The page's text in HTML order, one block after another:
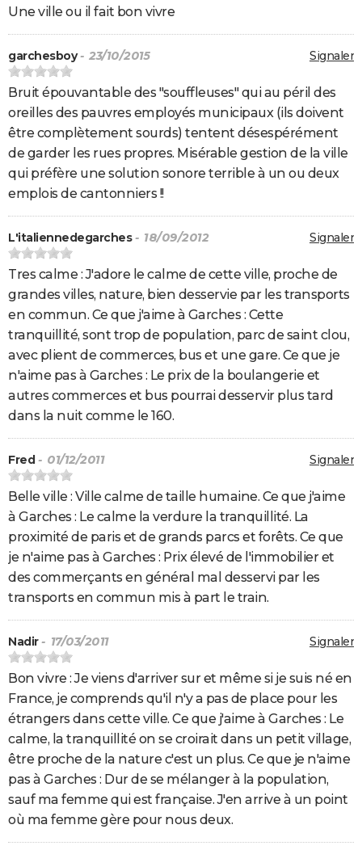
Une ville ou il fait bon vivre
Signaler
garchesboy- 23/10/2015
Bruit épouvantable des "souffleuses" qui au péril des
oreilles des pauvres employés municipaux (ils doivent
être complètement sourds) tentent désespérément
de garder les rues propres. Misérable gestion de la ville
qui préfère une solution sonore terrible à un ou deux
emplois de cantonniers !!
Signaler
L'italiennedegarches- 18/09/2012
Tres calme : J'adore le calme de cette ville, proche de
grandes villes, nature, bien desservie par les transports
en commun. Ce que j'aime à Garches : Cette
tranquillité, sont trop de population, parc de saint clou,
avec plient de commerces, bus et une gare. Ce que je
n'aime pas à Garches : Le prix de la boulangerie et
autres commerces et bus pourrai desservir plus tard
dans la nuit comme le 160.
Signaler
Fred - 01/12/2011
Belle ville : Ville calme de taille humaine. Ce que j'aime
à Garches : Le calme la verdure la tranquillité. La
proximité de paris et de grands parcs et forêts. Ce que
je n'aime pas à Garches : Prix élevé de l'immobilier et
des commerçants en général mal desservi par les
transports en commun mis à part le train.
Signaler
Nadir- 17/03/2011
Bon vivre : Je viens d'arriver sur et même si je suis né en
France, je comprends qu'il n'y a pas de place pour les
étrangers dans cette ville. Ce que j'aime à Garches : Le
calme, la tranquillité on se croirait dans un petit village,
être proche de la nature c'est un plus. Ce que je n'aime
pas à Garches : Dur de se mélanger à la population,
sauf ma femme qui est française. J'en arrive à un point
où ma femme gère pour nous deux.